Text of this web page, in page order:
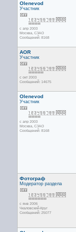
Olenevod
Участник
с апр 2003
Москва, СЗАО
Сообщений: 8168
AOR
Участник
с окт 2003
Сообщений: 14675
Olenevod
Участник
с апр 2003
Москва, СЗАО
Сообщений: 8168
Фотограф
Модератор раздела
с янв 2006
Чкаловский-Круг
Сообщений: 25077